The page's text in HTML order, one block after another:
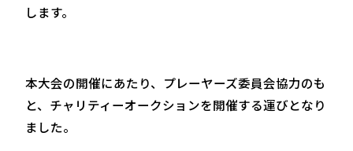
します。
本大会の開催にあたり、プレーヤーズ委員会協力のも
と、チャリティーオークションを開催する運びとなり
ました。